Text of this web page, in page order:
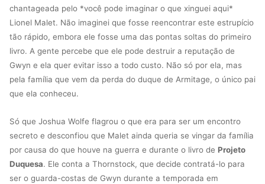
chantageada pelo *você pode imaginar o que xinguei aqui*
Lionel Malet. Não imaginei que fosse reencontrar este estrupício
tão rápido, embora ele fosse uma das pontas soltas do primeiro
livro. A gente percebe que ele pode destruir a reputação de
Gwyn e ela quer evitar isso a todo custo. Não só por ela, mas
pela família que vem da perda do duque de Armitage, o único pai
que ela conheceu.
Só que Joshua Wolfe flagrou o que era para ser um encontro
secreto e desconfiou que Malet ainda queria se vingar da família
por causa do que houve na guerra e durante o livro de Projeto
Duquesa. Ele conta a Thornstock, que decide contratá-lo para
ser o guarda-costas de Gwyn durante a temporada em